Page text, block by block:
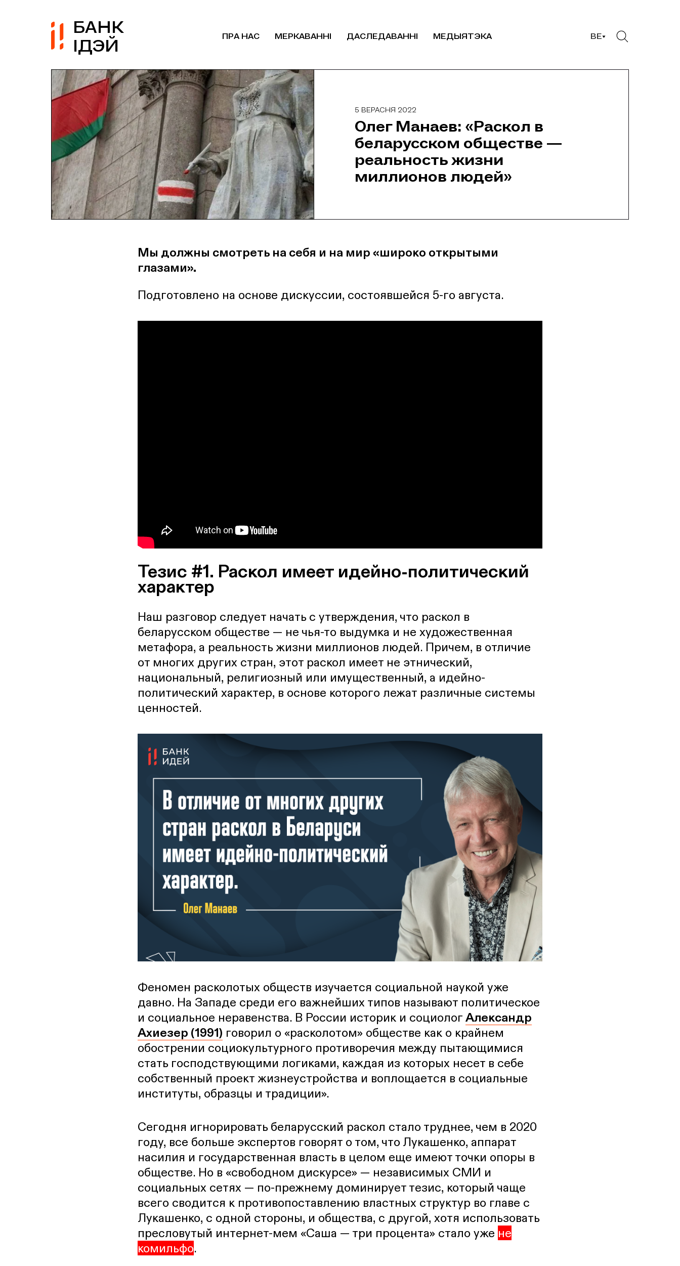
БАНК
ІДЭЙ
ПРА НАС МЕРКАВАННІ ДАСЛЕДАВАННІ МЕДЫЯТЭКА BE
5 ВЕРАСНЯ 2022
Олег Манаев: «Раскол в
беларусском обществе —
реальность жизни
миллионов людей»
Мы должны смотреть на себя и на мир «широко открытыми
глазами».
Подготовлено на основе дискуссии, состоявшейся 5-го августа.
Тезис #1. Раскол имеет идейно-политический
характер
Наш разговор следует начать с утверждения, что раскол в
беларусском обществе — не чья-то выдумка и не художественная
метафора, а реальность жизни миллионов людей. Причем, в отличие
от многих других стран, этот раскол имеет не этнический,
национальный, религиозный или имущественный, а идейно-
политический характер, в основе которого лежат различные системы
ценностей.
Феномен расколотых обществ изучается социальной наукой уже
давно. На Западе среди его важнейших типов называют политическое
и социальное неравенства. В России историк и социолог Александр
Ахиезер (1991) говорил о «расколотом» обществе как о крайнем
обострении социокультурного противоречия между пытающимися
стать господствующими логиками, каждая из которых несет в себе
собственный проект жизнеустройства и воплощается в социальные
институты, образцы и традиции».
Сегодня игнорировать беларусский раскол стало труднее, чем в 2020
году, все больше экспертов говорят о том, что Лукашенко, аппарат
насилия и государственная власть в целом еще имеют точки опоры в
обществе. Но в «свободном дискурсе» — независимых СМИ и
социальных сетях — по-прежнему доминирует тезис, который чаще
всего сводится к противопоставлению властных структур во главе с
Лукашенко, с одной стороны, и общества, с другой, хотя использовать
пресловутый интернет-мем «Саша — три процента» стало уже не
комильфо.